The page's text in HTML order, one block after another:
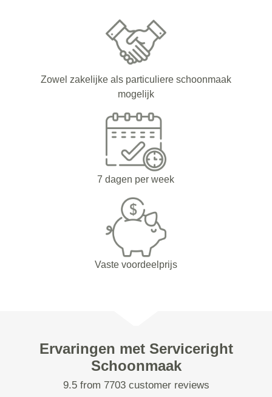
Zowel zakelijke als particuliere schoonmaak
mogelijk
7 dagen per week
Vaste voordeelprijs
Ervaringen met Serviceright
Schoonmaak
9.5 from 7703 customer reviews